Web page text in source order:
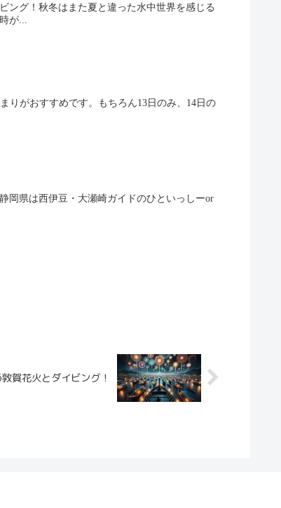
ング！秋冬はまた夏と違った水中世界を感じる
が...
りがおすすめです。もちろん13日のみ、14日の
岡県は西伊豆・大瀬崎ガイドのひといっしーor
賀花火とダイビング！